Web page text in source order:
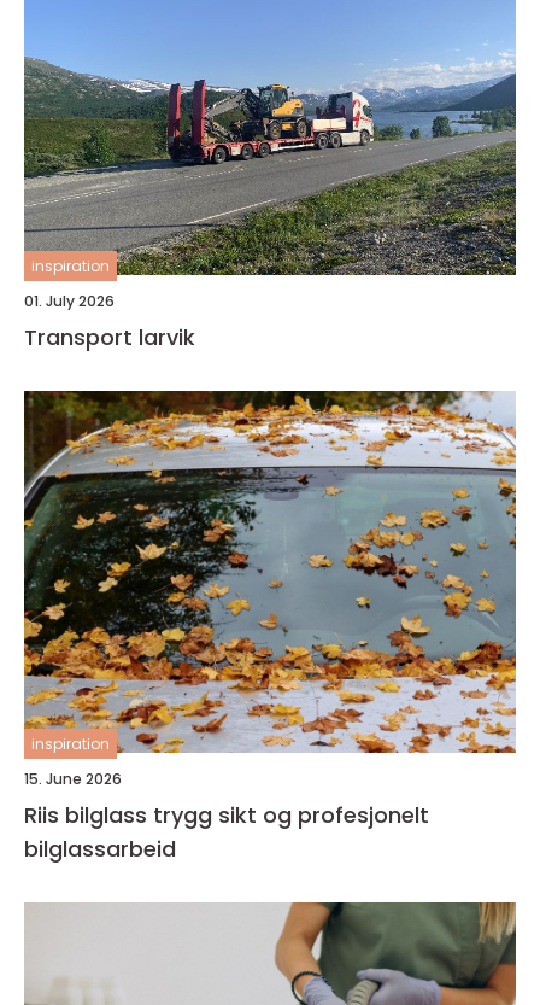
inspiration
01. July 2026
Transport larvik
inspiration
15. June 2026
Riis bilglass trygg sikt og profesjonelt
bilglassarbeid